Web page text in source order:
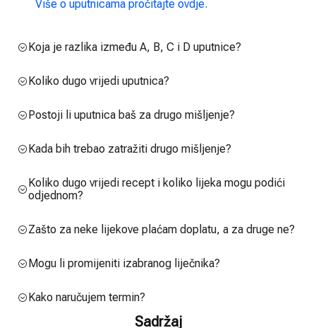
Više o uputnicama pročitajte ovdje.
Koja je razlika između A, B, C i D uputnice?
Koliko dugo vrijedi uputnica?
Postoji li uputnica baš za drugo mišljenje?
Kada bih trebao zatražiti drugo mišljenje?
Koliko dugo vrijedi recept i koliko lijeka mogu podići
odjednom?
Zašto za neke lijekove plaćam doplatu, a za druge ne?
Mogu li promijeniti izabranog liječnika?
Kako naručujem termin?
Sadržaj